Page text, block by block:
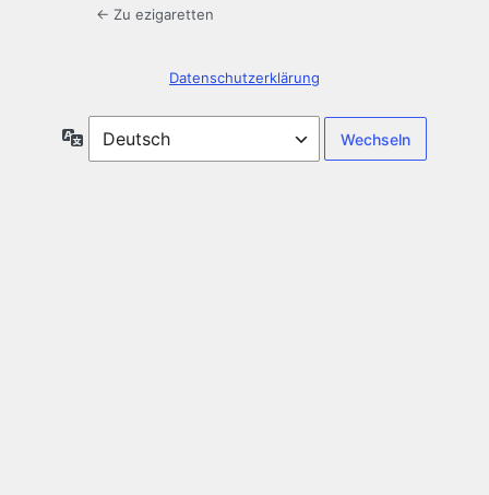
← Zu ezigaretten
Datenschutzerklärung
Sprache